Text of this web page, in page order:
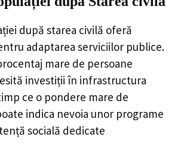
după starea civilă oferă
adaptarea serviciilor publice.
mare de persoane
investiții în infrastructura
ce o pondere mare de
indica nevoia unor programe
socială dedicate